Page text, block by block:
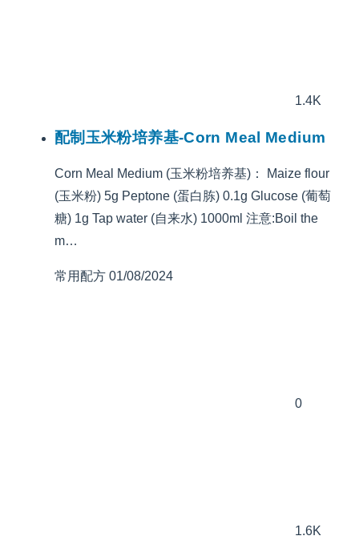
1.4K
配制玉米粉培养基-Corn Meal Medium
Corn Meal Medium (玉米粉培养基)： Maize flour
(玉米粉) 5g Peptone (蛋白胨) 0.1g Glucose (葡萄
糖) 1g Tap water (自来水) 1000ml 注意:Boil the
m…
常用配方 01/08/2024
0
1.6K